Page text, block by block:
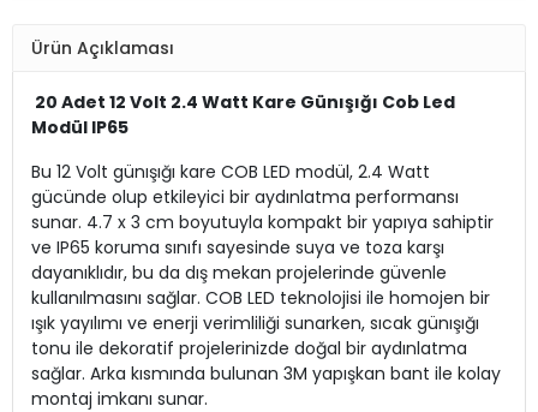
Ürün Açıklaması
20 Adet 12 Volt 2.4 Watt Kare Günışığı Cob Led
Modül IP65
Bu 12 Volt günışığı kare COB LED modül, 2.4 Watt
gücünde olup etkileyici bir aydınlatma performansı
sunar. 4.7 x 3 cm boyutuyla kompakt bir yapıya sahiptir
ve IP65 koruma sınıfı sayesinde suya ve toza karşı
dayanıklıdır, bu da dış mekan projelerinde güvenle
kullanılmasını sağlar. COB LED teknolojisi ile homojen bir
ışık yayılımı ve enerji verimliliği sunarken, sıcak günışığı
tonu ile dekoratif projelerinizde doğal bir aydınlatma
sağlar. Arka kısmında bulunan 3M yapışkan bant ile kolay
montaj imkanı sunar.